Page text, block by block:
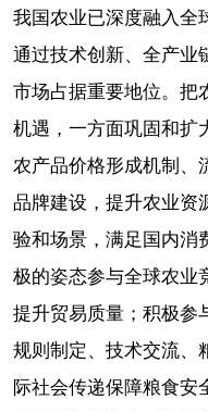
我国农业已深度融入全
通过技术创新、全产业
市场占据重要地位。把
机遇，一方面巩固和扩
农产品价格形成机制、
品牌建设，提升农业资
验和场景，满足国内消
极的姿态参与全球农业
提升贸易质量；积极参
规则制定、技术交流、
际社会传递保障粮食安